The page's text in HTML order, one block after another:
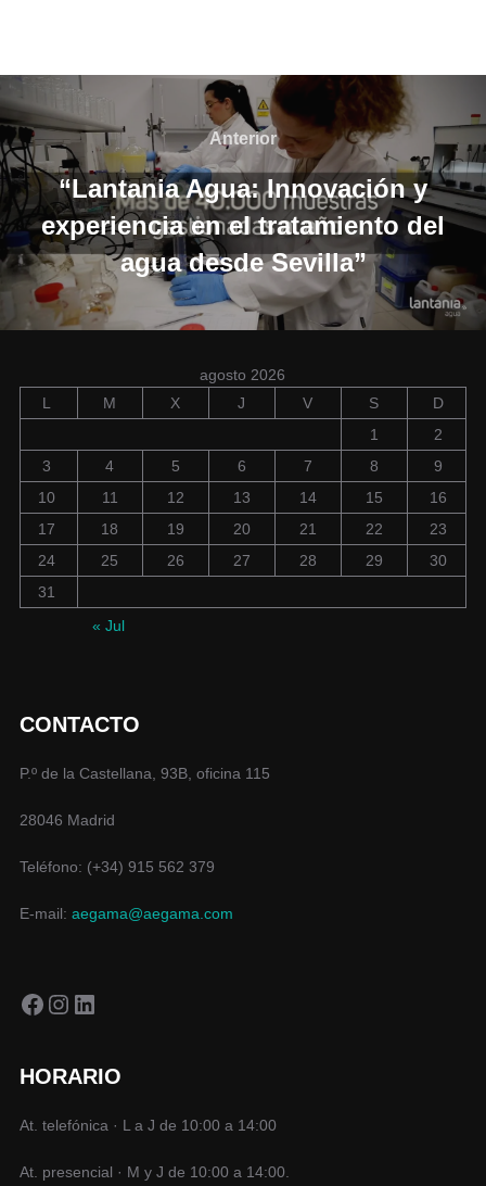
Navegación
de
entradas
Anterior
Anterior
“Lantania Agua: Innovación y
experiencia en el tratamiento del
agua desde Sevilla”
agosto 2026
L
M X J V S
D
1
2
3
4 5 6 7 8
9
10
11 12 13 14 15
16
17
18 19 20 21 22
23
24
25 26 27 28 29
30
31
« Jul
CONTACTO
P.º de la Castellana, 93B, oficina 115
28046 Madrid
Teléfono: (+34) 915 562 379
E-mail: aegama@aegama.com
Facebook
Instagram
LinkedIn
HORARIO
At. telefónica · L a J de 10:00 a 14:00
At. presencial · M y J de 10:00 a 14:00.